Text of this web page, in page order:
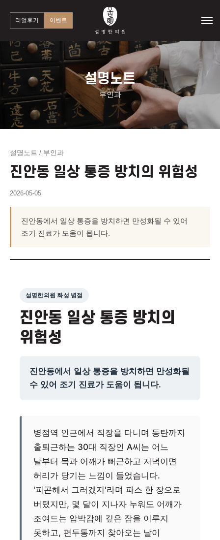
리얼후기 이벤트
설명노트
부인과
설명노트 / 부인과
진안동 일상 통증 방치의 위험성
2026-05-05
진안동에서 일상 통증을 방치하면 만성화될 수 있어
조기 진료가 도움이 됩니다.
설명한의원 화성 병점
진안동 일상 통증 방치의
위험성
진안동에서 일상 통증을 방치하면 만성화될
수 있어 조기 진료가 도움이 됩니다.
병점역 인근에서 직장을 다니며 동탄까지
출퇴근하는 30대 직장인 A씨는 어느
날부터 목과 어깨가 뻐근하고 저녁이면
허리가 당기는 느낌이 들었습니다.
'피곤해서 그러겠지'라며 파스 한 장으로
버텼지만, 몇 달이 지나자 누워도 어깨가
조여드는 압박감에 깊은 잠을 이루지
못하고, 편두통까지 찾아오는 날이